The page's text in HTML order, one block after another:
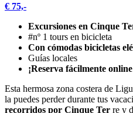
€ 75,-
Excursiones en Cinque
#nº 1 tours en bicicleta
Con cómodas bicicletas
Guías locales
¡Reserva fácilmente
Esta hermosa zona costera de
la puedes perder durante tus
recorridos por Cinque Ter re y